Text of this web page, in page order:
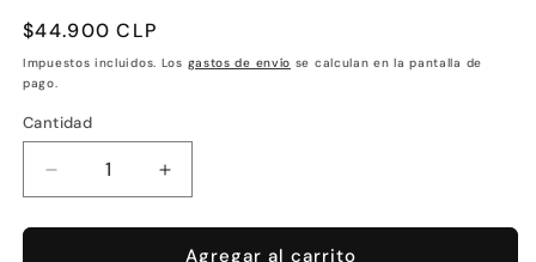
Precio
habitual
$44.900 CLP
Impuestos incluidos. Los gastos de envío se calculan en la pantalla de
pago.
Cantidad
Reducir
cantidad
para
Aumentar
cantidad
para
Reserva
Agregar al carrito